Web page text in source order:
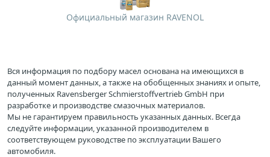
Официальный магазин RAVENOL
Вся информация по подбору масел основана на имеющихся в
данный момент данных, а также на обобщенных знаниях и опыте,
полученных Ravensberger Schmierstoffvertrieb GmbH при
разработке и производстве смазочных материалов.
Мы не гарантируем правильность указанных данных. Всегда
следуйте информации, указанной производителем в
соответствующем руководстве по эксплуатации Вашего
автомобиля.